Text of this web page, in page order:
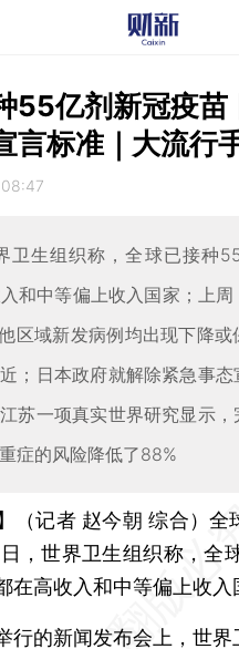
55亿剂新冠疫苗
言标准｜大流行
卫生组织称，全球已接种
和中等偏上收入国家；上
区域新发病例均出现下降
；日本政府就解除紧急事
苏一项真实世界研究显示
症的风险降低了88%
（记者 赵今朝 综合）全
，世界卫生组织称，全
在高收入和中等偏上收入
的新闻发布会上，世界